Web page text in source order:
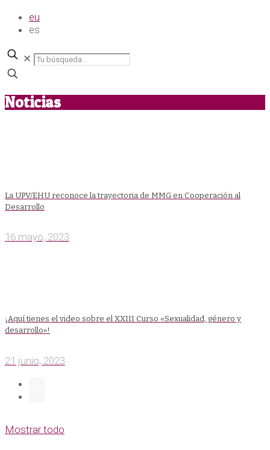
eu
es
✕
Noticias
La UPV/EHU reconoce la trayectoria de MMG en Cooperación al
Desarrollo
16 mayo, 2023
¡Aquí tienes el video sobre el XXIII Curso «Sexualidad, género y
desarrollo»!
21 junio, 2023
Mostrar todo